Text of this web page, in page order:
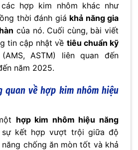
hợp kim nhôm khác như
thời đánh giá khả năng gia
của nó. Cuối cùng, bài viết
tin cập nhật về tiêu chuẩn kỹ
ASTM) liên quan đến
năm 2025.
quan về hợp kim nhôm hiệu
hợp kim nhôm hiệu năng
kết hợp vượt trội giữa độ
chống ăn mòn tốt và khả